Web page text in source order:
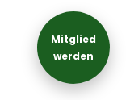
Mitglied
werden